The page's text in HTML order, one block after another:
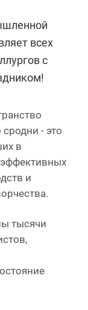
всех
с
- это
в
и
тысячи